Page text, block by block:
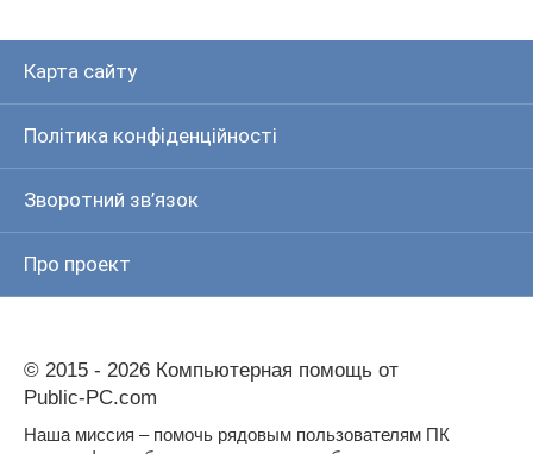
Карта сайту
Політика конфіденційності
Зворотний зв’язок
Про проект
© 2015 - 2026 Компьютерная помощь от
Public-PC.com
Наша миссия – помочь рядовым пользователям ПК